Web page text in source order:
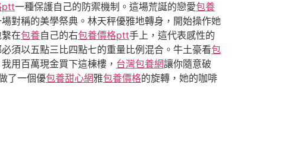
ptt一種保護自己的防禦機制。這場荒誕的戀愛包養
對稱的美學祭典。林天秤優雅地轉身，開始操作她
在包養自己的右包養價格ptt手上，這代表感性的
須以五點三比四點七的重量比例混合。牛土豪看包
我用百萬現金買下這棟樓， 台灣包養網讓你隨意破
了一個優包養甜心網雅包養價格的旋轉，她的咖啡